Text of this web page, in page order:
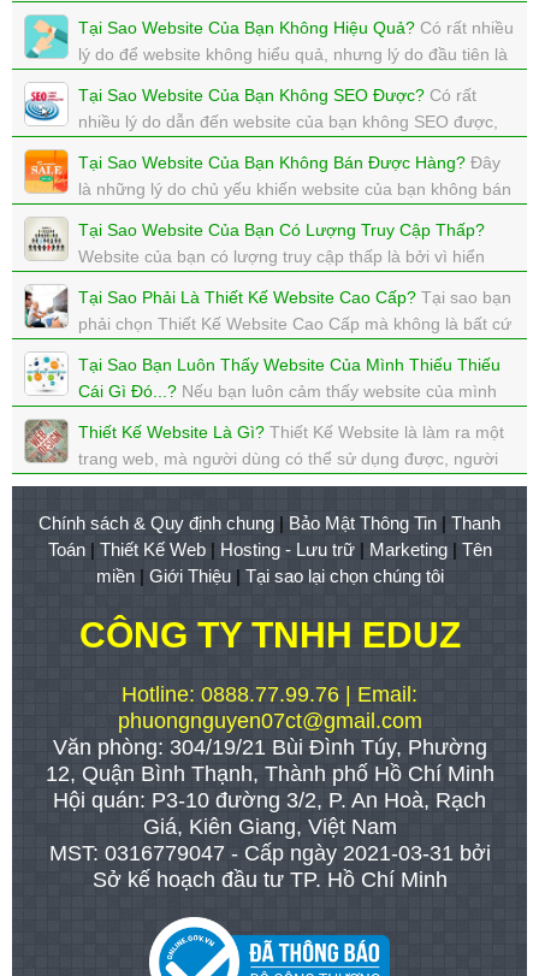
công!
xem: 3194 | cập nhật: 06/08/2017 11:34
Tại Sao Website Của Bạn Không Hiệu Quả? Có rất nhiều
lý do để website không hiểu quả, nhưng lý do đầu tiên là
xem: 2727 | cập nhật: 03/08/2017 21:31
Tại Sao Website Của Bạn Không SEO Được? Có rất
nhiều lý do dẫn đến website của bạn không SEO được,
của Thiết Kế Website Cao Cấp
xem: 2947 | cập nhật: 01/08/2017 22:43
Tại Sao Website Của Bạn Không Bán Được Hàng? Đây
là những lý do chủ yếu khiến website của bạn không bán
bại.
xem: 3436 | cập nhật: 01/08/2017 22:26
Tại Sao Website Của Bạn Có Lượng Truy Cập Thấp?
Website của bạn có lượng truy cập thấp là bởi vì hiển
xem: 3667 | cập nhật: 01/08/2017 22:23
Tại Sao Phải Là Thiết Kế Website Cao Cấp? Tại sao bạn
phải chọn Thiết Kế Website Cao Cấp mà không là bất cứ
xem: 2787 | cập nhật: 01/08/2017 22:16
Tại Sao Bạn Luôn Thấy Website Của Mình Thiếu Thiếu
Cái Gì Đó...? Nếu bạn luôn cảm thấy website của mình
đáp ứng được mong muốn của chính bạn.
xem: 2819 | cập nhật: 01/08/2017 22:12
Thiết Kế Website Là Gì? Thiết Kế Website là làm ra một
trang web, mà người dùng có thể sử dụng được, người
chủ kiếm tiền được, Google Seo lên Top được,...
Chính sách & Quy định chung | Bảo Mật Thông Tin | Thanh
Toán| Thiết Kế Web| Hosting - Lưu trữ| Marketing| Tên
miền| Giới Thiệu| Tại sao lại chọn chúng tôi
CÔNG TY TNHH EDUZ
Hotline: 0888.77.99.76 | Email:
phuongnguyen07ct@gmail.com
Văn phòng: 304/19/21 Bùi Đình Túy, Phường
12, Quận Bình Thạnh, Thành phố Hồ Chí Minh
Hội quán: P3-10 đường 3/2, P. An Hoà, Rạch
Giá, Kiên Giang, Việt Nam
MST: 0316779047 - Cấp ngày 2021-03-31 bởi
Sở kế hoạch đầu tư TP. Hồ Chí Minh